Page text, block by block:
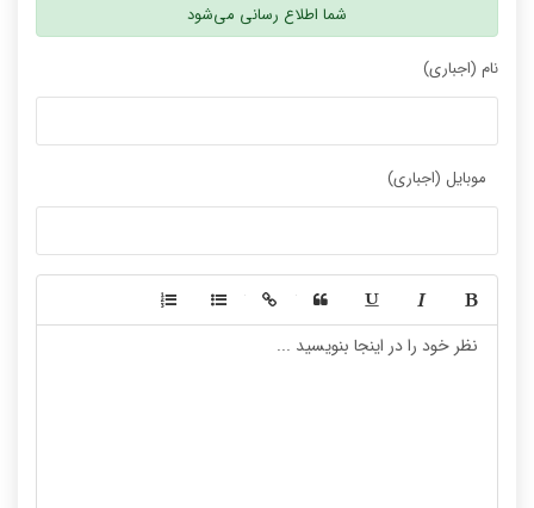
شما اطلاع رسانی می‌شود
نام (اجباری)
موبایل (اجباری)
-
-
-
-